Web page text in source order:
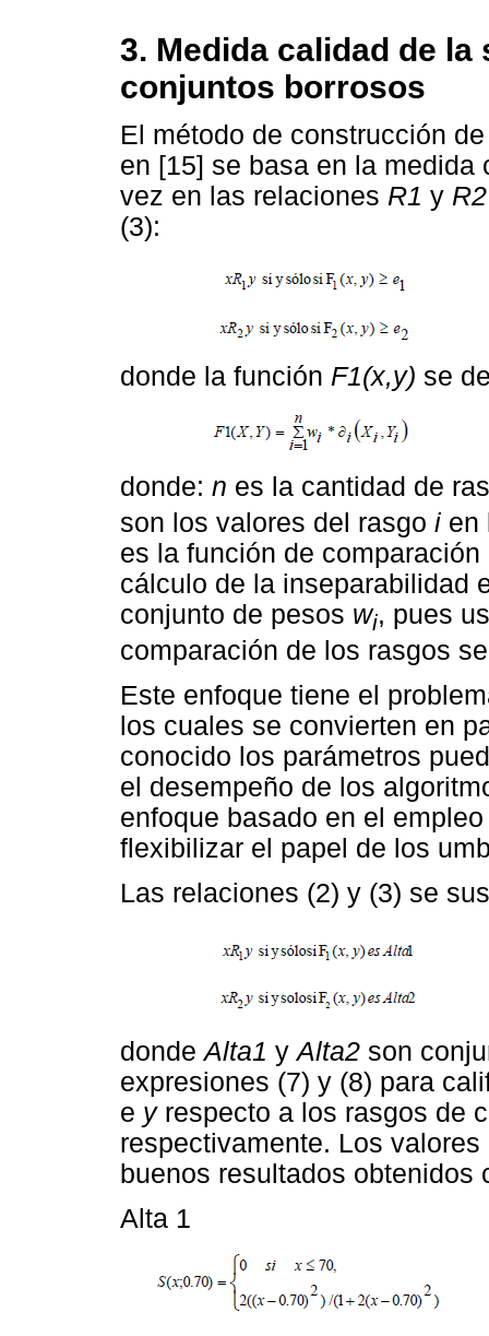
3. Medida calidad de
conjuntos borrosos
El método de construcción
en [15] se basa en la
vez en las relaciones R1 y
(3):
donde la función F1(x,y) se
donde: n es la cantidad de
son los valores del rasgo i en
es la función de
cálculo de la inseparabilidad
conjunto de pesos wi, pues
comparación de los rasgos
Este enfoque tiene el
los cuales se convierten en
conocido los parámetros
el desempeño de los
enfoque basado en el
flexibilizar el papel de los
Las relaciones (2) y (3) se
dondeAlta1 yAlta2 son
expresiones (7) y (8) para
e yrespecto a los rasgos de
respectivamente. Los
buenos resultados obtenidos
Alta 1